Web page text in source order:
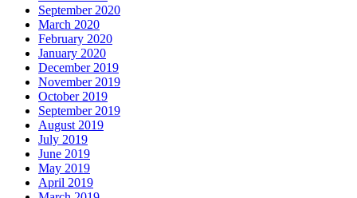
September 2020
March 2020
February 2020
January 2020
December 2019
November 2019
October 2019
September 2019
August 2019
July 2019
June 2019
May 2019
April 2019